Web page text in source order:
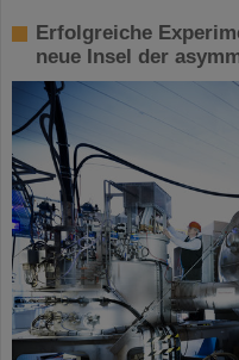
Erfolgreiche
neue Insel der